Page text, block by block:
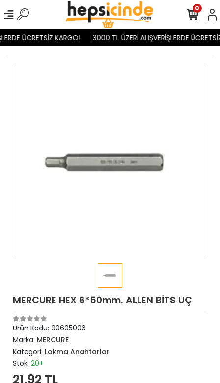
ÜCRETSİZ KARGO! 3000 TL ÜZERİ ALIŞVERİŞLERDE
0
MERCURE HEX 6*50mm. ALLEN BİTS UÇ
Ürün Kodu: 90605006
Marka: MERCURE
Kategori: Lokma Anahtarlar
Stok: 20+
21,92 TL